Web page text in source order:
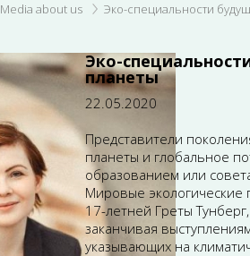
Media about us Эко-специальности
Эко-
планеты
22.05.2020
Представители
планеты и глобальное
образованием или
Мировые экологические
17-летней Греты
заканчивая
указывающих на